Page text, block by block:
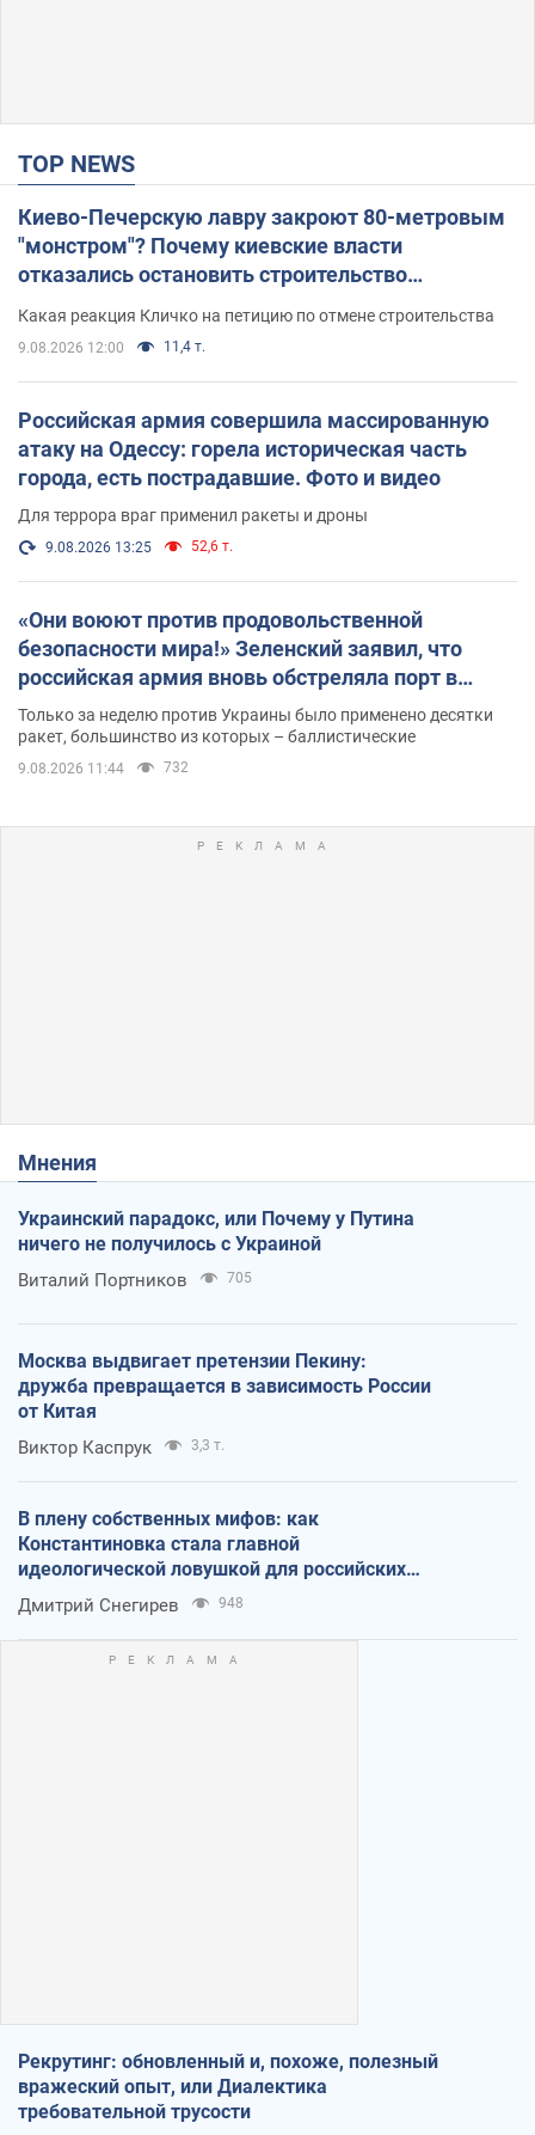
TOP NEWS
Киево-Печерскую лавру закроют 80-метровым
"монстром"? Почему киевские власти
отказались остановить строительство
небоскреба "московского верующего"
Какая реакция Кличко на петицию по отмене строительства
9.08.2026 12:00 11,4 т.
Российская армия совершила массированную
атаку на Одессу: горела историческая часть
города, есть пострадавшие. Фото и видео
Для террора враг применил ракеты и дроны
9.08.2026 13:25 52,6 т.
«Они воюют против продовольственной
безопасности мира!» Зеленский заявил, что
российская армия вновь обстреляла порт в
Одессе
Только за неделю против Украины было применено десятки
ракет, большинство из которых – баллистические
9.08.2026 11:44 732
Мнения
Украинский парадокс, или Почему у Путина
ничего не получилось с Украиной
Виталий Портников 705
Москва выдвигает претензии Пекину:
дружба превращается в зависимость России
от Китая
Виктор Каспрук 3,3 т.
В плену собственных мифов: как
Константиновка стала главной
идеологической ловушкой для российских
оккупантов
Дмитрий Снегирев 948
Рекрутинг: обновленный и, похоже, полезный
вражеский опыт, или Диалектика
требовательной трусости